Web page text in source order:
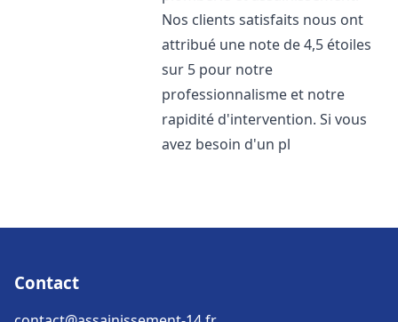
Nos clients satisfaits nous ont
attribué une note de 4,5 étoiles
sur 5 pour notre
professionnalisme et notre
rapidité d'intervention. Si vous
avez besoin d'un pl
Contact